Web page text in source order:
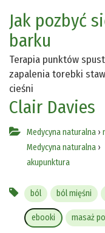
Jak pozbyć
barku
Terapia punktów
zapalenia torebki
cieśni
Clair Davies
Medycyna naturalna ›
Medycyna naturalna ›
akupunktura
ból ból mięśni
ebooki masaż